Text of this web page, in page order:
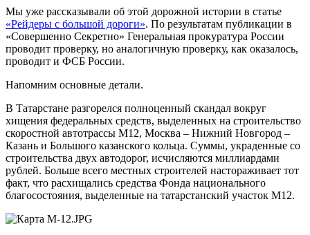
Мы уже рассказывали об этой дорожной истории в статье
«Рейдеры с большой дороги». По результатам публикации в
«Совершенно Секретно» Генеральная прокуратура России
проводит проверку, но аналогичную проверку, как оказалось,
проводит и ФСБ России.
Напомним основные детали.
В Татарстане разгорелся полноценный скандал вокруг
хищения федеральных средств, выделенных на строительство
скоростной автотрассы М12, Москва – Нижний Новгород –
Казань и Большого казанского кольца. Суммы, украденные со
строительства двух автодорог, исчисляются миллиардами
рублей. Больше всего местных строителей настораживает тот
факт, что расхищались средства Фонда национального
благосостояния, выделенные на татарстанский участок М12.